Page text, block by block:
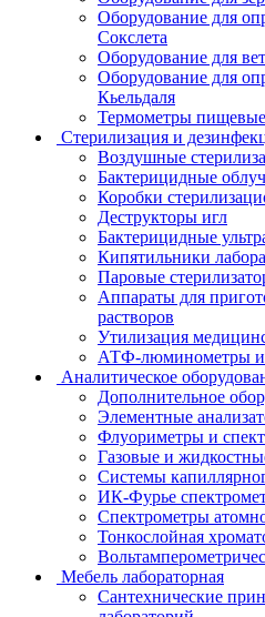
Оборудование для
Сокслета
Оборудование для
Оборудование для
Кьельдаля
Термометры пищевые
Стерилизация и
Воздушные
Бактерицидные
Коробки
Деструкторы игл
Бактерицидные
Кипятильники
Паровые
Аппараты для
растворов
Утилизация
АТФ-люминометры и
Аналитическое
Дополнительное
Элементные
Флуориметры и
Газовые и
Системы
ИК-Фурье
Спектрометры
Тонкослойная
Мебель лабораторная
Сантехнические